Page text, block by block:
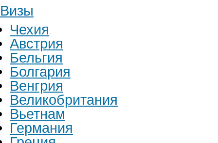
Визы
Чехия
Австрия
Бельгия
Болгария
Венгрия
Великобритания
Вьетнам
Германия